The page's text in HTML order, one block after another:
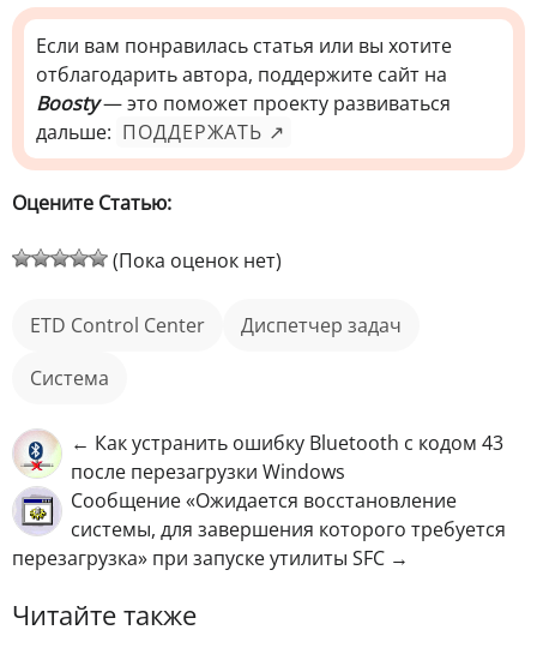
Если вам понравилась статья или вы хотите
отблагодарить автора, поддержите сайт на
Boosty— это поможет проекту развиваться
дальше: ПОДДЕРЖАТЬ ↗
Оцените Статью:
(Пока оценок нет)
ETD Control Center
Диспетчер задач
Система
← Как устранить ошибку Bluetooth с кодом 43
после перезагрузки Windows
Сообщение «Ожидается восстановление
системы, для завершения которого требуется
перезагрузка» при запуске утилиты SFC →
Читайте также